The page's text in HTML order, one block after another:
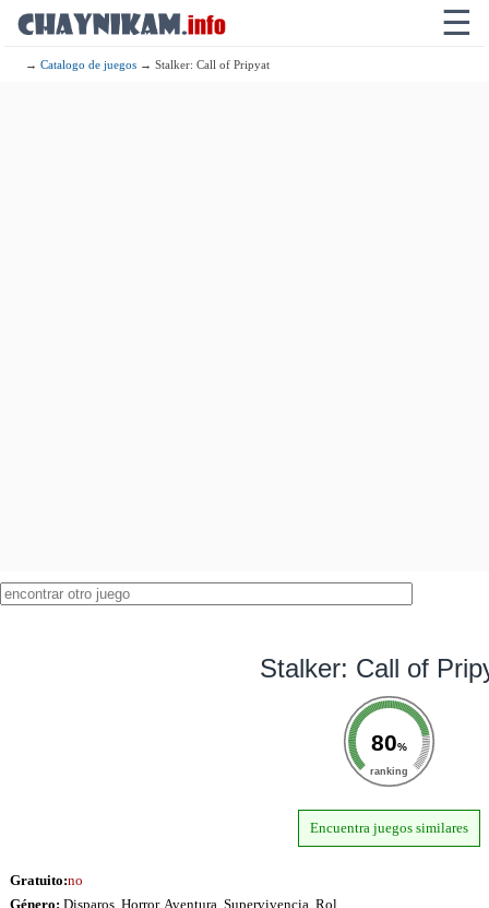
☰
→Catalogo de juegos → Stalker: Call of Pripyat
Stalker: Call of
80%
ranking
Encuentra juegos similares
Gratuito:no
Género: Disparos, Horror, Aventura, Supervivencia, Rol